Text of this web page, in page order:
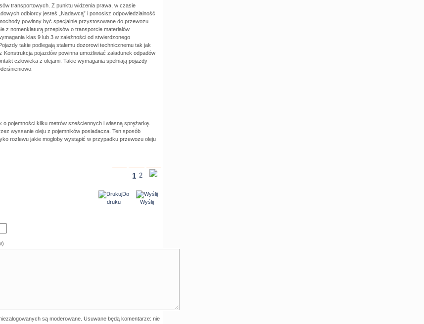
transportowych. Z punktu widzenia prawa, w czasie
odbiorcy jesteś „Nadawcą” i ponosisz odpowiedzialność
powinny być specjalnie przystosowane do przewozu
z nomenklaturą przepisów o transporcie materiałów
klas 9 lub 3 w zależności od stwierdzonego
takie podlegają stałemu dozorowi technicznemu tak jak
Konstrukcja pojazdów powinna umożliwiać załadunek odpadów
człowieka z olejami. Takie wymagania spełniają pojazdy
o pojemności kilku metrów sześciennych i własną sprężarkę.
wyssanie oleju z pojemników posiadacza. Ten sposób
rozlewu jakie mogłoby wystąpić w przypadku przewozu oleju
1 2
Wyślij
Do
druku
są moderowane. Usuwane będą komentarze: nie